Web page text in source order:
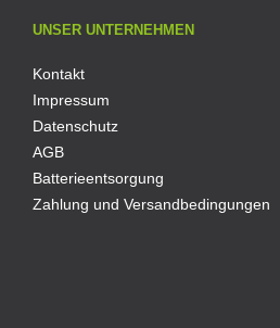
UNSER UNTERNEHMEN
Kontakt
Impressum
Datenschutz
AGB
Batterieentsorgung
Zahlung und Versandbedingungen